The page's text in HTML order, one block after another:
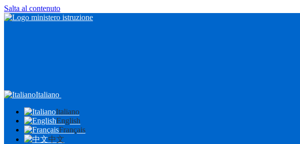
Salta al contenuto
Italiano
Italiano
English
Français
中文